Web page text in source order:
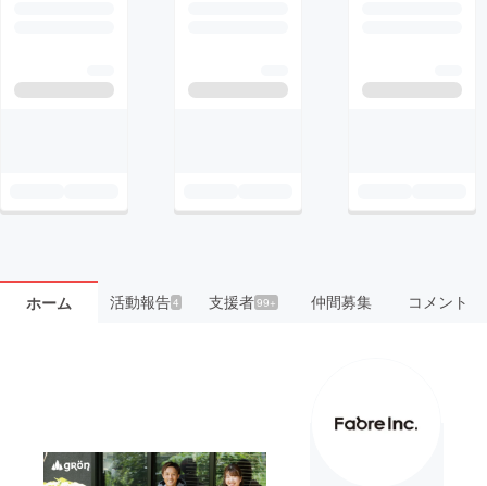
ホーム 活動報告4 支援者99+ 仲間募集 コメント